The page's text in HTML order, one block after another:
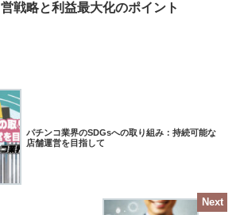
営戦略と利益最大化のポイント
パチンコ業界のSDGsへの取り組み：持続可能な
店舗運営を目指して